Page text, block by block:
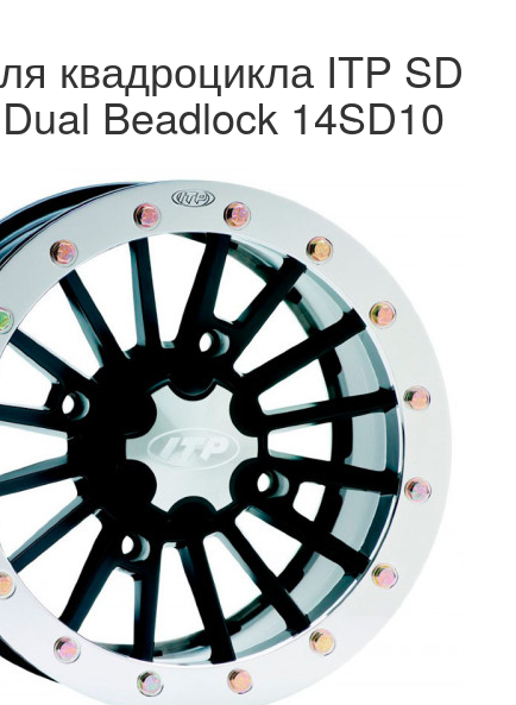
квадроцикла ITP SD
Beadlock 14SD10